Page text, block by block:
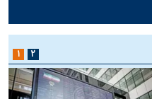
۱ ۲